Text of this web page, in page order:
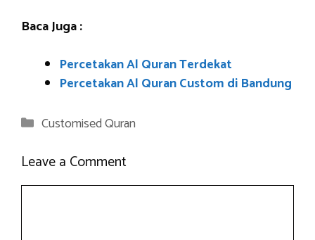
Baca Juga :
Percetakan Al Quran Terdekat
Percetakan Al Quran Custom di Bandung
Categories
Customised Quran
Leave a Comment